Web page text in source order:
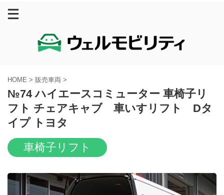
HOME > 販売車両 >
№74 ハイエースコミューター 車椅子リ
フト チェアキャブ 車いすリフト Dタ
イプ トヨタ
車椅子リフト